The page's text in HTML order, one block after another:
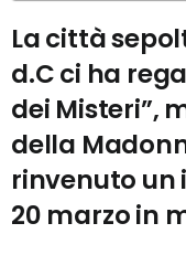
La città
d.C ci ha
dei Misteri”,
della
rinvenuto un
20 marzo in